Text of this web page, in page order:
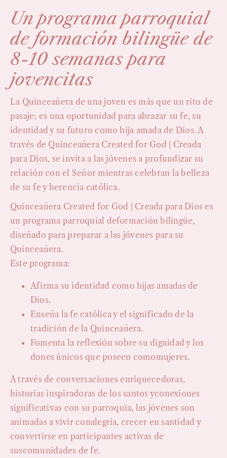
Un programa parroquial
de formación bilingüe de
8-10 semanas para
jovencitas
La Quinceañera de una joven es más que un rito de
pasaje; es una oportunidad para abrazar su fe, su
identidad y su futuro como hija amada de Dios. A
través de Quinceañera Created for God | Creada
para Dios, se invita a las jóvenes a profundizar su
relación con el Señor mientras celebran la belleza
de su fe y herencia católica.
Quinceañera Created for God | Creada para Dios es
un programa parroquial deformación bilingüe,
diseñado para preparar a las jóvenes para su
Quinceañera.
Este programa:
Afirma su identidad como hijas amadas de
Dios.
Enseña la fe católica y el significado de la
tradición de la Quinceañera.
Fomenta la reflexión sobre su dignidad y los
dones únicos que poseen comomujeres.
A través de conversaciones enriquecedoras,
historias inspiradoras de los santos yconexiones
significativas con su parroquia, las jóvenes son
animadas a vivir conalegría, crecer en santidad y
convertirse en participantes activas de
suscomunidades de fe.